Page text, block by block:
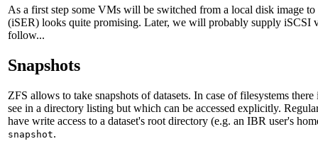
As a first step some VMs will be switched from a local disk image
(iSER) looks quite promising. Later, we will probably supply iSCSI
follow...
Snapshots
ZFS allows to take snapshots of datasets. In case of filesystems
see in a directory listing but which can be accessed explicitly.
have write access to a dataset's root directory (e.g. an IBR user's
snapshot.